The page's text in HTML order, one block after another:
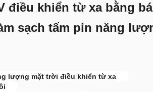
điều khiển từ xa bằng
sạch tấm pin năng
lượng mặt trời điều khiển từ xa